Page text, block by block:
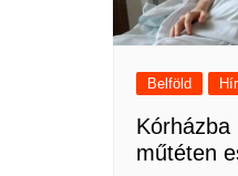
Belföld
Kórházba
műtéten